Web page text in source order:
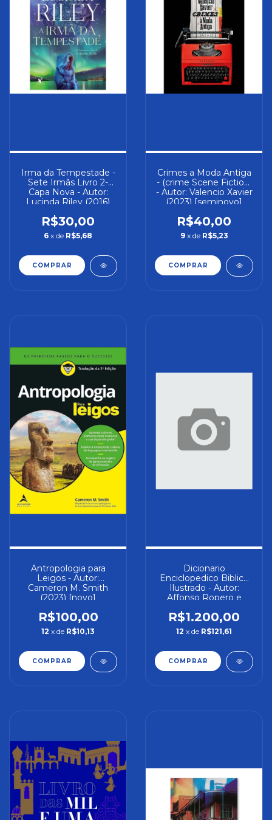
Irma da Tempestade -
Sete Irmãs Livro 2-
Capa Nova - Autor:
Lucinda Riley (2016)
R$30,00
6 x de R$5,68
Crimes a Moda Antiga
- (crime Scene Fiction)
- Autor: Valencio Xavier
(2023) [seminovo]
R$40,00
9 x de R$5,23
Antropologia para
Leigos - Autor:
Cameron M. Smith
(2023) [novo]
R$100,00
12 x de R$10,13
Dicionario
Enciclopedico Biblico
Ilustrado - Autor:
Affonso Ropero e
[seminovo]
R$1.200,00
12 x de R$121,61